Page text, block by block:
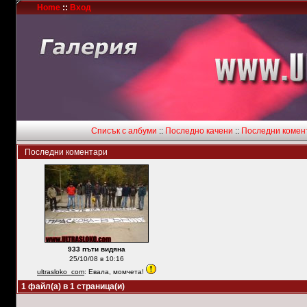
Home:: Вход
Списък с албуми :: Последно качени :: Последни
Последни коментари
933 пъти видяна
25/10/08 в 10:16
ultrasloko_com: Евала, момчета!
1 файл(а) в 1 страница(и)